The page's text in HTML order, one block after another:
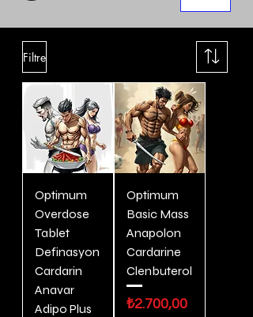
Filtre
Optimum
Overdose
Tablet
Definasyon
Cardarin
Anavar
Adipo Plus
Optimum
Basic Mass
Anapolon
Cardarine
Clenbuterol
Fiyat
₺2.700,00